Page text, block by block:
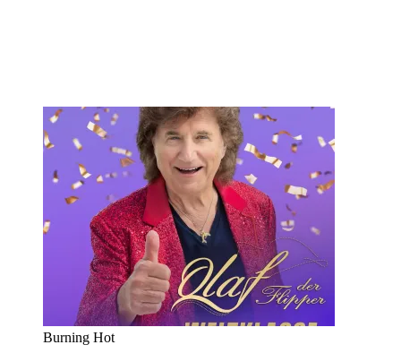
Burning Hot